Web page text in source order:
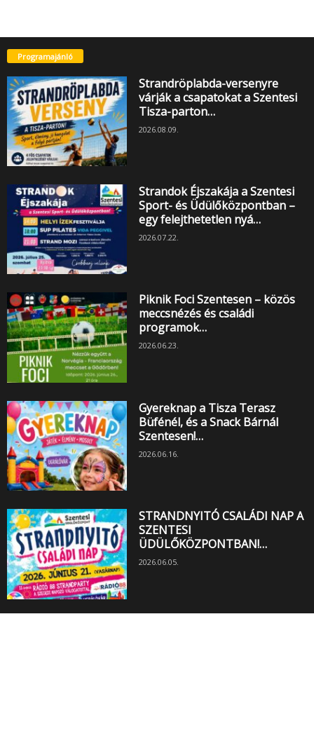
Programajánló
Strandröplabda-versenyre
várják a csapatokat a Szentesi
Tisza-parton…
2026.08.09.
Strandok Éjszakája a Szentesi
Sport- és Üdülőközpontban –
egy felejthetetlen nyá…
2026.07.22.
Piknik Foci Szentesen – közös
meccsnézés és családi
programok…
2026.06.23.
Gyereknap a Tisza Terasz
Büfénél, és a Snack Bárnál
Szentesen!…
2026.06.16.
STRANDNYITÓ CSALÁDI NAP A
SZENTESI
ÜDÜLŐKÖZPONTBAN!…
2026.06.05.